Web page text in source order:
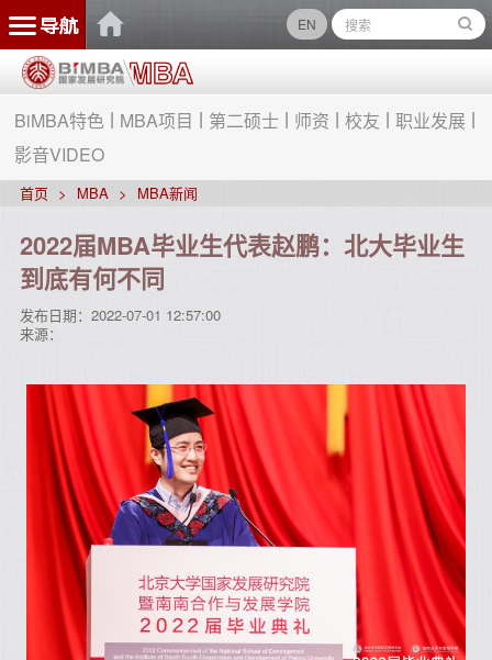
EN
BiMBA特色 MBA项目 第二硕士 师资 校友
职业发展
影音VIDEO
首页 MBA MBA新闻
2022届MBA毕业生代表赵鹏：北大毕业生
到底有何不同
发布日期： 2022-07-01 12:57:00
来源：